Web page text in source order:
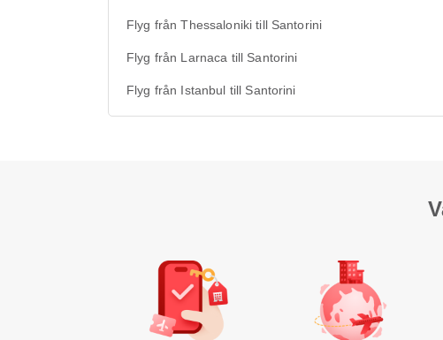
Flyg från Thessaloniki till Santorini
Flyg från Larnaca till Santorini
Flyg från Istanbul till Santorini